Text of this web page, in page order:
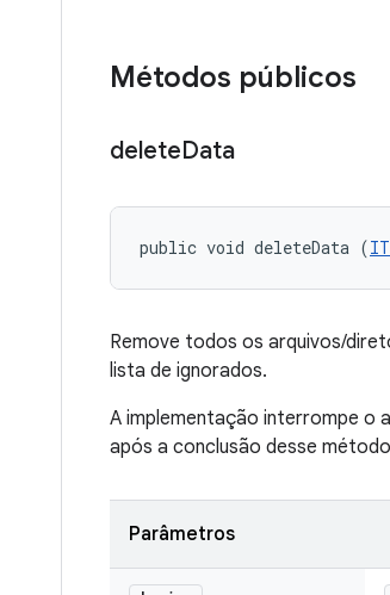
Métodos públicos
deleteData
public void deleteData (
Remove todos os arquivos/
lista de ignorados.
A implementação interrompe o
após a conclusão desse
Parâmetros